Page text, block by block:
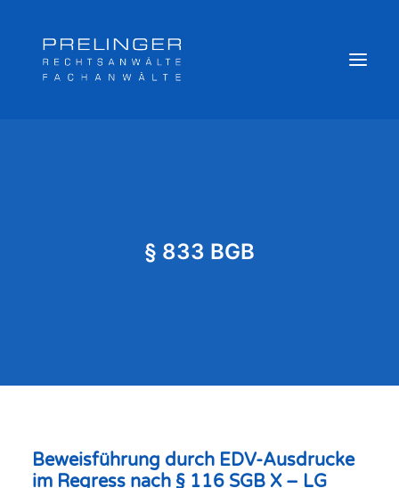
Veröffentlichungen & Archiv§ 833 BGB
Beweisführung durch EDV-Ausdrucke
im Regress nach § 116 SGB X – LG